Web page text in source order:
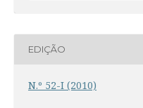
EDIÇÃO
N.º 52-I (2010)